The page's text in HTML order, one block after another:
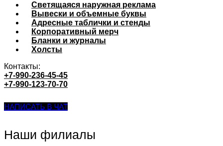
Cветящаяся наружная реклама
Вывески и объемные буквы
Адресные таблички и стенды
Корпоративный мерч
Бланки и журналы
Холсты
Контакты:
+7-990-236-45-45
+7-990-123-70-70
НАПИСАТЬ В ЧАТ
Наши филиалы